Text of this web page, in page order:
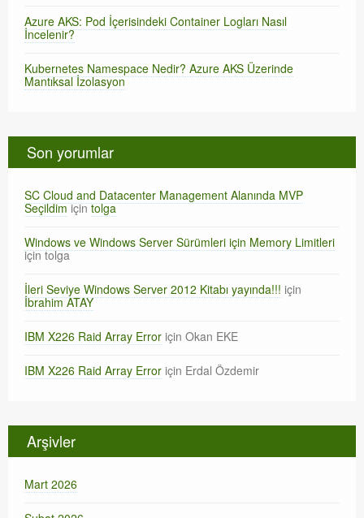
Azure AKS: Pod İçerisindeki Container Logları Nasıl
İncelenir?
Kubernetes Namespace Nedir? Azure AKS Üzerinde
Mantıksal İzolasyon
Son yorumlar
SC Cloud and Datacenter Management Alanında MVP
Seçildimiçintolga
Windows ve Windows Server Sürümleri için Memory Limitleri
içintolga
İleri Seviye Windows Server 2012 Kitabı yayında!!! için
İbrahim ATAY
IBM X226 Raid Array Error için Okan EKE
IBM X226 Raid Array Error için Erdal Özdemir
Arşivler
Mart 2026